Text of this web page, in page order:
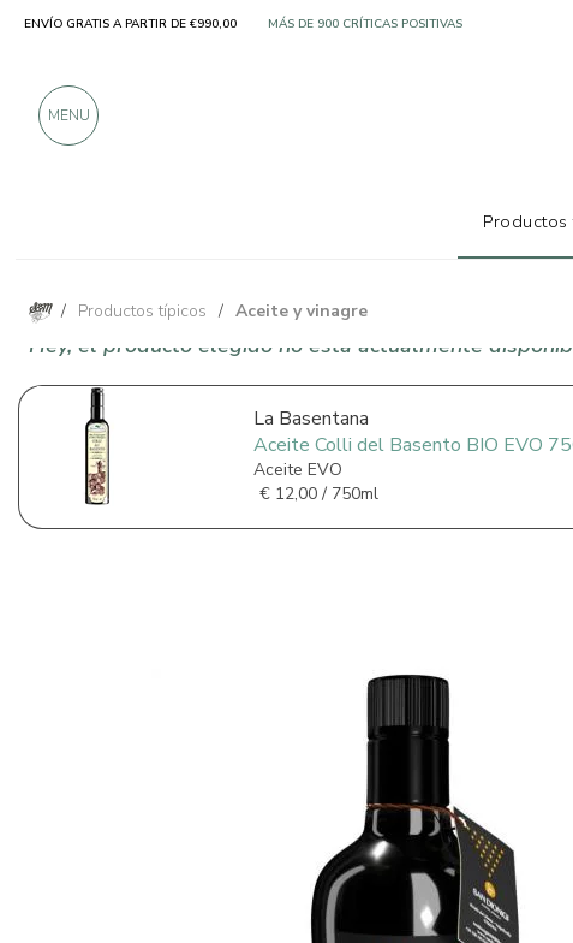
/ Productos típicos / Aceite y vinagre
Hey, el producto elegido no está actualmente
La Basentana
Aceite Colli del Basento BIO EVO
Aceite EVO
€ 12,00 / 750ml
ENVÍO GRATIS A PARTIR DE €990,00 SOLO PRODUCTOS DE FABRICANTES EXCELENTES
MENU
Productos